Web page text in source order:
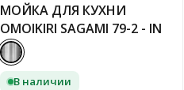
МОЙКА ДЛЯ КУХНИ
OMOIKIRI SAGAMI 79-2 - IN
В наличии